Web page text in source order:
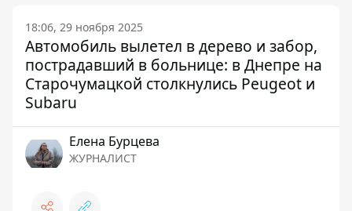
18:06, 29 ноября 2025
Автомобиль вылетел в дерево и забор,
пострадавший в больнице: в Днепре на
Старочумацкой столкнулись Peugeot и
Subaru
Елена Бурцева
ЖУРНАЛИСТ